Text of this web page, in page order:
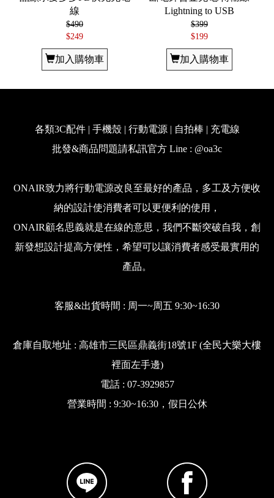
線
$490
$249
加入購物車
Lightning to USB
$399
$199
加入購物車
各類3C配件 | 手機殼 | 行動電源 | 自拍棒 | 充電線
批發&商品問題請私訊官方 Line : @oa3c
ONAIR致力將行動電源改良至最好的產品，多工及方便收
納的設計使消費者可以更便利的使用，
ONAIR顧名思義就是在線的意思，我們不斷突破自我，創
新發想設計提高方便性，希望可以讓消費者感受最實用的
產品。
客服&出貨時間 : 周一~周五 9:30~16:30
倉庫自取地址 : 高雄市三民區鼎義街18號1F (全民大樂大樓
裡面左手邊)
電話 : 07-3929857
營業時間 : 9:30~16:30，假日公休